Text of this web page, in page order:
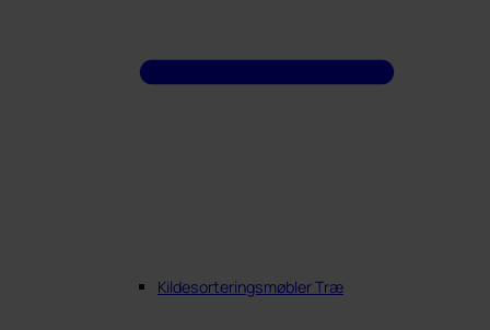
Kildesorteringsmøbler Træ